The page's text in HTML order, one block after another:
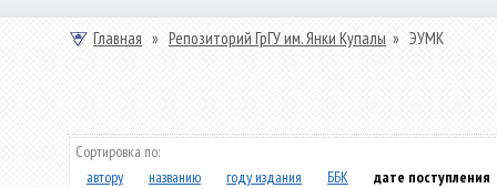
Главная » Репозиторий ГрГУ им. Янки Купалы » ЭУМК
Сортировка по:
автору
названию году издания ББК дате поступления